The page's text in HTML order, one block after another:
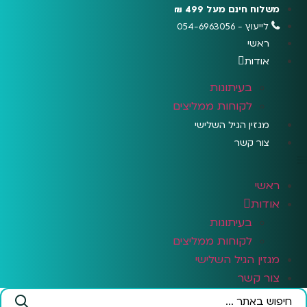
לתוכן
משלוח חינם מעל 499 ₪
לייעוץ - 054-6963056
ראשי
אודות
בעיתונות
לקוחות ממליצים
מגזין הגיל השלישי
צור קשר
ראשי
אודות
בעיתונות
לקוחות ממליצים
מגזין הגיל השלישי
צור קשר
Search